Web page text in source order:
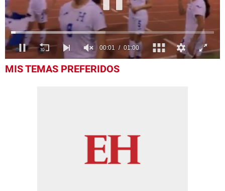
seconds
MIS TEMAS PREFERIDOS